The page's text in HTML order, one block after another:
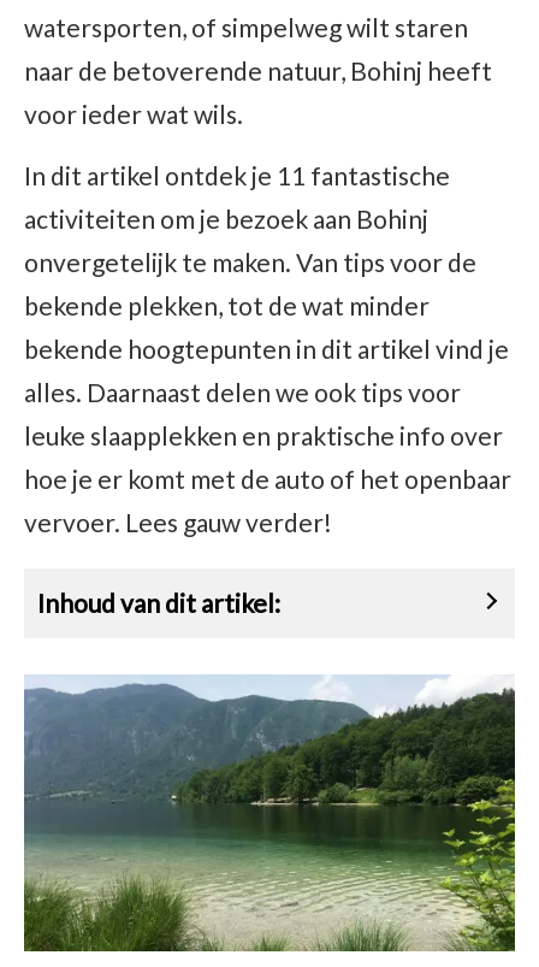
watersporten, of simpelweg wilt staren
naar de betoverende natuur, Bohinj heeft
voor ieder wat wils.
In dit artikel ontdek je 11 fantastische
activiteiten om je bezoek aan Bohinj
onvergetelijk te maken. Van tips voor de
bekende plekken, tot de wat minder
bekende hoogtepunten in dit artikel vind je
alles. Daarnaast delen we ook tips voor
leuke slaapplekken en praktische info over
hoe je er komt met de auto of het openbaar
vervoer. Lees gauw verder!
Inhoud van dit artikel: